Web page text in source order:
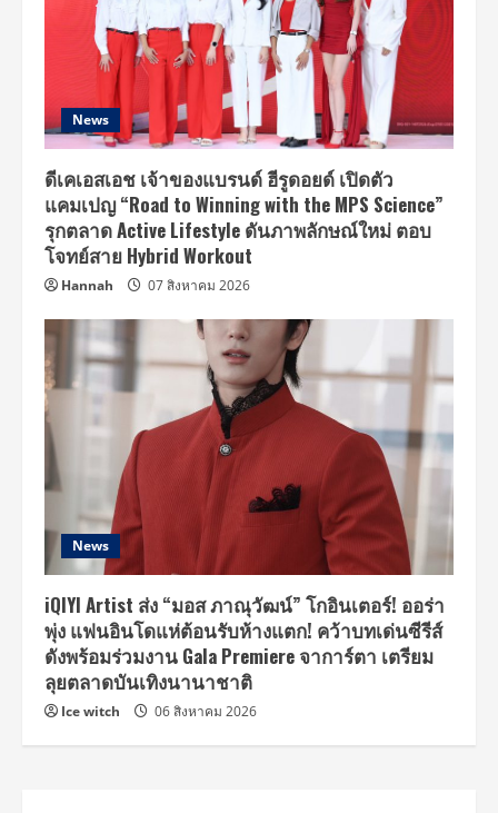
News
ดีเคเอสเอช เจ้าของแบรนด์ ฮีรูดอยด์ เปิดตัว
แคมเปญ “Road to Winning with the MPS Science”
รุกตลาด Active Lifestyle ดันภาพลักษณ์ใหม่ ตอบ
โจทย์สาย Hybrid Workout
Hannah 07 สิงหาคม 2026
News
iQIYI Artist ส่ง “มอส ภาณุวัฒน์” โกอินเตอร์! ออร่า
พุ่ง แฟนอินโดแห่ต้อนรับห้างแตก! คว้าบทเด่นซีรีส์
ดังพร้อมร่วมงาน Gala Premiere จาการ์ตา เตรียม
ลุยตลาดบันเทิงนานาชาติ
Ice witch 06 สิงหาคม 2026